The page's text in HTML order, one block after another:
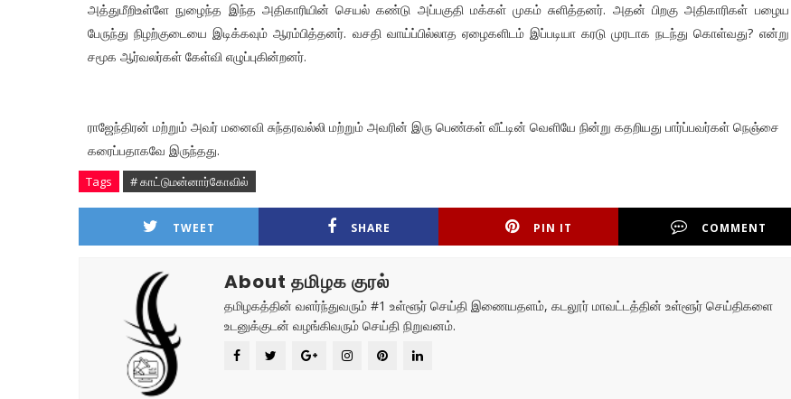
அத்துமீறிஉள்ளே நுழைந்த இந்த அதிகாரியின் செயல் கண்டு அப்பகுதி மக்கள் முகம் சுளித்தனர். அதன் பிறகு அதிகாரிகள் பழைய
பேருந்து நிழற்குடையை இடிக்கவும் ஆரம்பித்தனர். வசதி வாய்ப்பில்லாத ஏழைகளிடம் இப்படியா கரடு முரடாக நடந்து கொள்வது? என்று
சமூக ஆர்வலர்கள் கேள்வி எழுப்புகின்றனர்.
ராஜேந்திரன் மற்றும் அவர் மனைவி சுந்தரவல்லி மற்றும் அவரின் இரு பெண்கள் வீட்டின் வெளியே நின்று கதறியது பார்ப்பவர்கள் நெஞ்சை
கரைப்பதாகவே இருந்தது.
Tags # காட்டுமன்னார்கோவில்
TWEET SHARE PIN IT COMMENT
About தமிழக குரல்
தமிழகத்தின் வளர்ந்துவரும் #1 உள்ளூர் செய்தி இணையதளம், கடலூர் மாவட்டத்தின் உள்ளூர் செய்திகளை
உடனுக்குடன் வழங்கிவரும் செய்தி நிறுவனம்.